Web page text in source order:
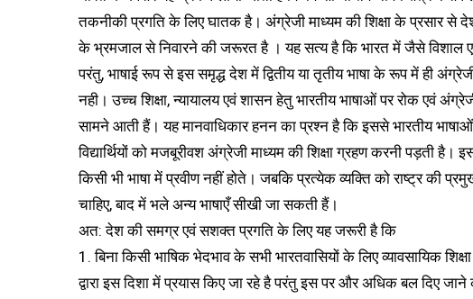
तकनीकी प्रगति के लिए घातक है। अंग्रेजी माध्यम की शिक्षा के प्रसार
के भ्रमजाल से निवारने की जरूरत है । यह सत्य है कि भारत में जैसे विशाल एवं
परंतु, भाषाई रूप से इस समृद्ध देश में द्वितीय या तृतीय भाषा के रूप में ही
नही। उच्च शिक्षा, न्यायालय एवं शासन हेतु भारतीय भाषाओं पर रोक एवं
सामने आती हैं। यह मानवाधिकार हनन का प्रश्न है कि इससे भारतीय
विद्यार्थियों को मजबूरीवश अंग्रेजी माध्यम की शिक्षा ग्रहण करनी पड़ती
किसी भी भाषा में प्रवीण नहीं होते। जबकि प्रत्येक व्यक्ति को राष्ट्र की
चाहिए, बाद में भले अन्य भाषाएँ सीखी जा सकती हैं।
अत: देश की समग्र एवं सशक्त प्रगति के लिए यह जरूरी है कि
1. बिना किसी भाषिक भेदभाव के सभी भारतवासियों के लिए व्यावसायिक
द्वारा इस दिशा में प्रयास किए जा रहे है परंतु इस पर और अधिक बल दिए